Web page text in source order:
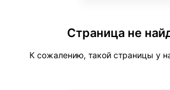
Страница не
К сожалению, такой страницы у